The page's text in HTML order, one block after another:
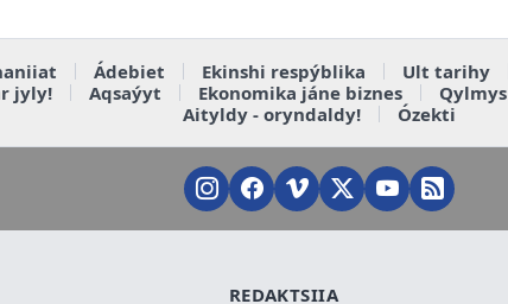
Ádebiet Ekinshi respýblika Ult tarihy
jyly! Aqsaýyt Ekonomika jáne biznes Qylmys
Aityldy - oryndaldy!
Ózekti
REDAKTSIIA